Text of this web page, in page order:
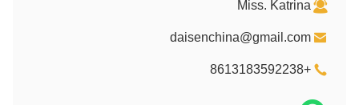
Miss. Katrina
daisenchina@gmail.com
+8613183592238